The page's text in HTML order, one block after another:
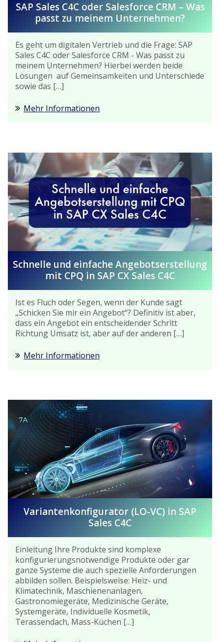
SAP Sales C4C oder Salesforce CRM – Was
passt zu meinem Unternehmen?
Es geht um digitalen Vertrieb und die Frage: SAP
Sales C4C oder Salesforce CRM - Was passt zu
meinem Unternehmen? Hierbei werden beide
Lösungen auf Gemeinsamkeiten und Unterschiede
sowie das […]
Mehr Informationen
Schnelle und einfache Angebotserstellung
mit CPQ in SAP CX Sales C4C
Ist es Fluch oder Segen, wenn der Kunde sagt
„Schicken Sie mir ein Angebot“? Definitiv ist aber,
dass ein Angebot ein entscheidender Schritt
Richtung Umsatz ist, aber auf der anderen […]
Mehr Informationen
Variantenkonfigurator (LO-VC) in SAP
Sales C4C
Einleitung Ihre Produkte sind komplexe
konfigurierungsnotwendige Produkte oder gar
ganze Systeme die auch spezielle Anforderungen
abbilden sollen. Beispielsweise: Heiz- und
Klimatechnik, Maschienenanlagen,
Gastronomiegeräte, Medizinische Geräte,
Systemgeräte, Individuelle Kosmetik,
Terassendach, Mass-Küchen […]